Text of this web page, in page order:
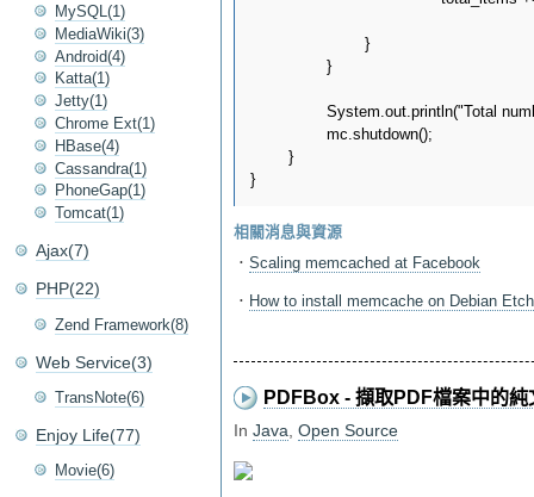
}
相關消息與資源
． Scaling memcached at Facebook
． How to install memcache on Debian Etch
PDFBox - 擷取PDF檔案中的純
In Java, Open Source
MySQL(1)
MediaWiki(3)
Android(4)
Katta(1)
Jetty(1)
Chrome Ext(1)
HBase(4)
Cassandra(1)
PhoneGap(1)
Tomcat(1)
Ajax(7)
PHP(22)
Zend Framework(8)
Web Service(3)
TransNote(6)
Enjoy Life(77)
Movie(6)